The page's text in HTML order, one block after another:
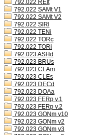
792.022 REIt
792.022 SAMt V1
792.022 SAMt V2
792.022 SIRl
792.022 TENi
792.022 TORc
792.022 TORi
792.023 ASHd
792.023 BRUs
792.023 CLAm
792.023 CLEs
792.023 DECd
792.023 DOAa
792.023 FERp v.1
792.023 FERp v.2
792.023 GONm v10
792.023 GONm v2
792.023 GONm v3